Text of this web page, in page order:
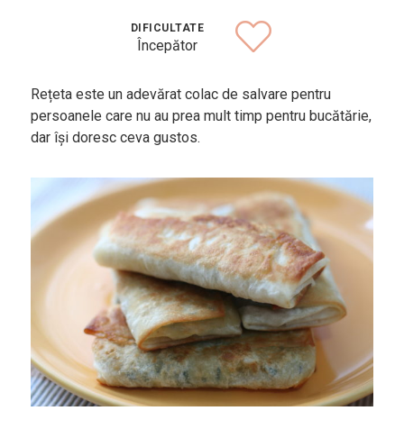
Europeană
Italiană
Mexicană
Chineză
Adaugă rețetă
Revistă
Gastronomie
Știri culinare
DIFICULTATE
Începător
Rețeta este un adevărat colac de salvare pentru
persoanele care nu au prea mult timp pentru bucătărie,
dar își doresc ceva gustos.